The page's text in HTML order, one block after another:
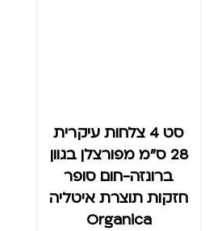
סט 4 צלחות עיקרית
28 ס"מ מפורצלן בגוון
ברונזה-חום סופר
חזקות תוצרת איטליה
Organica